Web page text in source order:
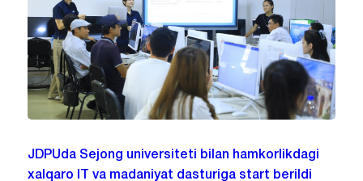
JDPUda Sejong universiteti bilan hamkorlikdagi
xalqaro IT va madaniyat dasturiga start berildi